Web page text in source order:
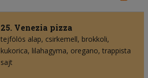
25. Venezia pizza
tejfölös alap csirkemell brokkoli
kukorica lilahagyma oregano trappista
sajt